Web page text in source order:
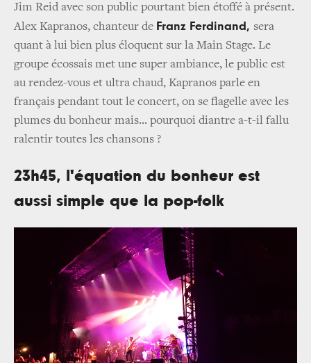
Jim Reid avec son public pourtant bien étoffé à présent.
Alex Kapranos, chanteur de Franz Ferdinand, sera
quant à lui bien plus éloquent sur la Main Stage. Le
groupe écossais met une super ambiance, le public est
au rendez-vous et ultra chaud, Kapranos parle en
français pendant tout le concert, on se flagelle avec les
plumes du bonheur mais... pourquoi diantre a-t-il fallu
ralentir toutes les chansons ?
23h45, l'équation du bonheur est
aussi simple que la pop-folk